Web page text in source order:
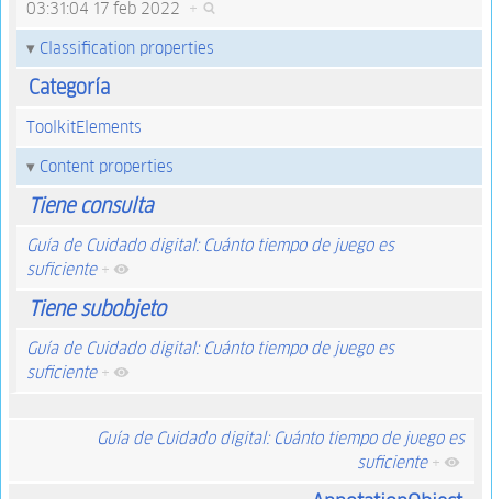
03:31:04 17 feb 2022 +
Classification properties
Categoría
ToolkitElements
Content properties
Tiene consulta
Guía de Cuidado digital: Cuánto tiempo de juego es
suficiente +
Tiene subobjeto
Guía de Cuidado digital: Cuánto tiempo de juego es
suficiente +
Guía de Cuidado digital: Cuánto tiempo de juego es
suficiente +